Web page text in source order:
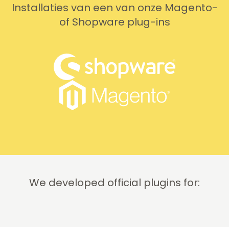
Installaties van een van onze Magento-
of Shopware plug-ins
We developed official plugins for: